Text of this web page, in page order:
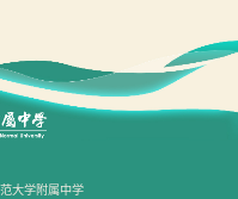
大学附属中学